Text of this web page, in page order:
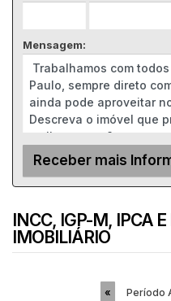
Mensagem:
INCC, IGP-M, IPCA
IMOBILIÁRIO
« Período